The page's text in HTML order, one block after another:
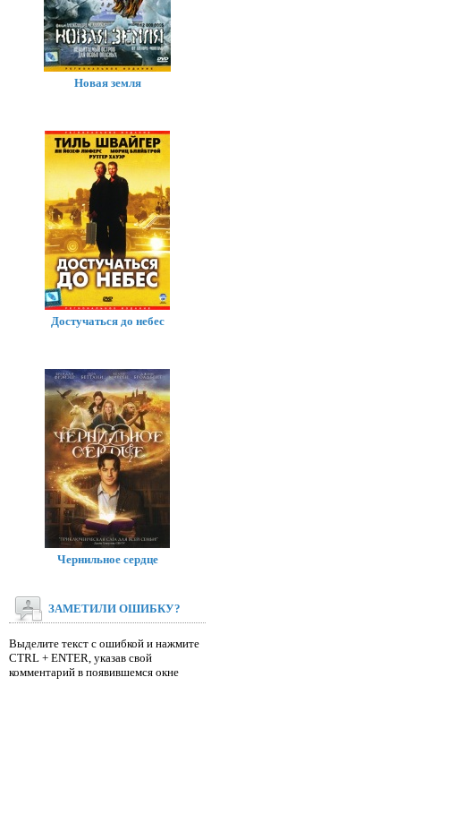
Новая земля
Достучаться до небес
Чернильное сердце
ЗАМЕТИЛИ ОШИБКУ?
Выделите текст с ошибкой и нажмите
CTRL + ENTER, указав свой
комментарий в появившемся окне